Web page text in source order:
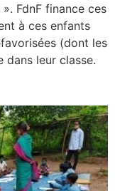
». FdnF finance ces
à ces enfants
(dont les
dans leur classe.